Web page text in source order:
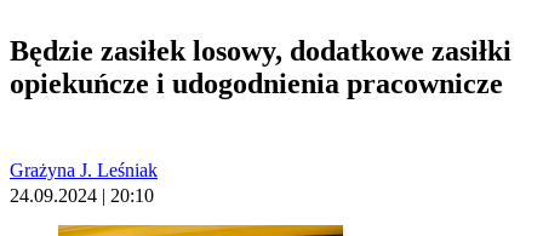
Będzie zasiłek losowy, dodatkowe zasiłki
opiekuńcze i udogodnienia pracownicze
Grażyna J. Leśniak
24.09.2024 | 20:10